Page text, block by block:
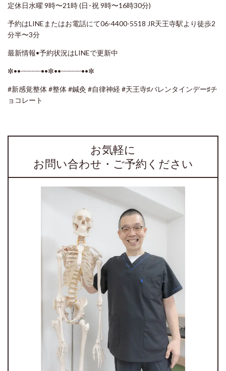
定休日水曜 9時〜21時 (日･祝 9時〜16時30分)
予約はLINEまたはお電話にて06-4400-5518 JR天王寺駅より徒歩2
分半〜3分
最新情報•予約状況はLINEで更新中
✼••┈┈┈┈┈••✼••┈┈┈┈┈••✼
#新感覚整体#整体#鍼灸 #自律神経 #天王寺♯バレンタインデー♯チ
ョコレート
お気軽に
お問い合わせ・ご予約ください